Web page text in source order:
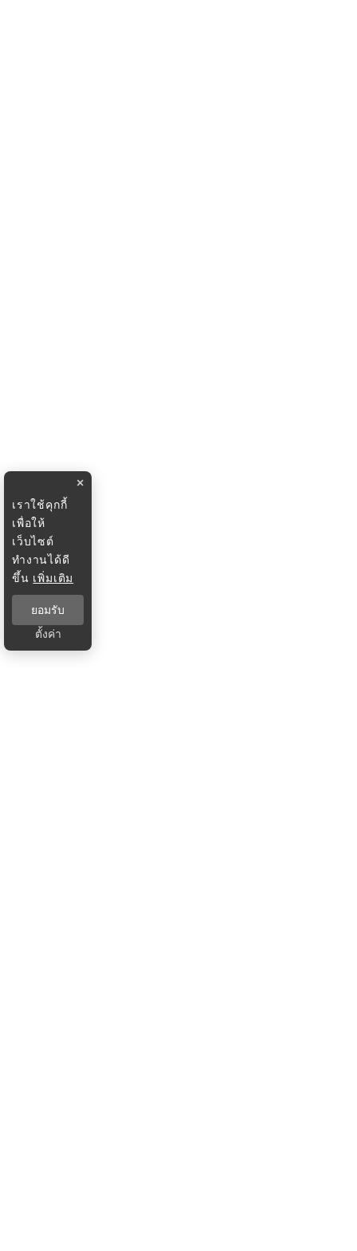
×
เราใช้คุกกี้
เพื่อให้
เว็บไซต์
ทำงานได้ดี
ขึ้น เพิ่มเติม
ยอมรับ
ตั้งค่า